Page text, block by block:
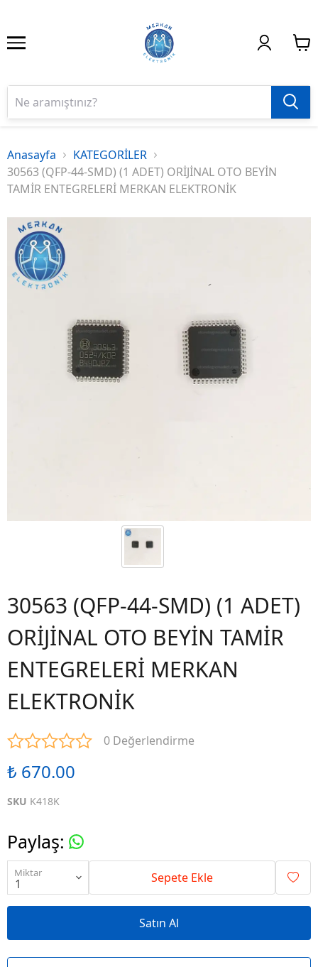
Anasayfa
KATEGORİLER
30563 (QFP-44-SMD) (1 ADET) ORİJİNAL OTO BEYİN
TAMİR ENTEGRELERİ MERKAN ELEKTRONİK
30563 (QFP-44-SMD) (1 ADET)
ORİJİNAL OTO BEYİN TAMİR
ENTEGRELERİ MERKAN
ELEKTRONİK
0 Değerlendirme
₺ 670.00
SKU K418K
Paylaş:
Miktar Sepete Ekle
Satın Al